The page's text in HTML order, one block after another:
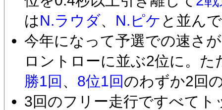
はN.ラウダ、 N.ピケ と並んで
今年になって予選での速さ
ロントローに並ぶ2位に。
勝1回 、 8位1回のわずか2回
3回のフリー走行ですべて